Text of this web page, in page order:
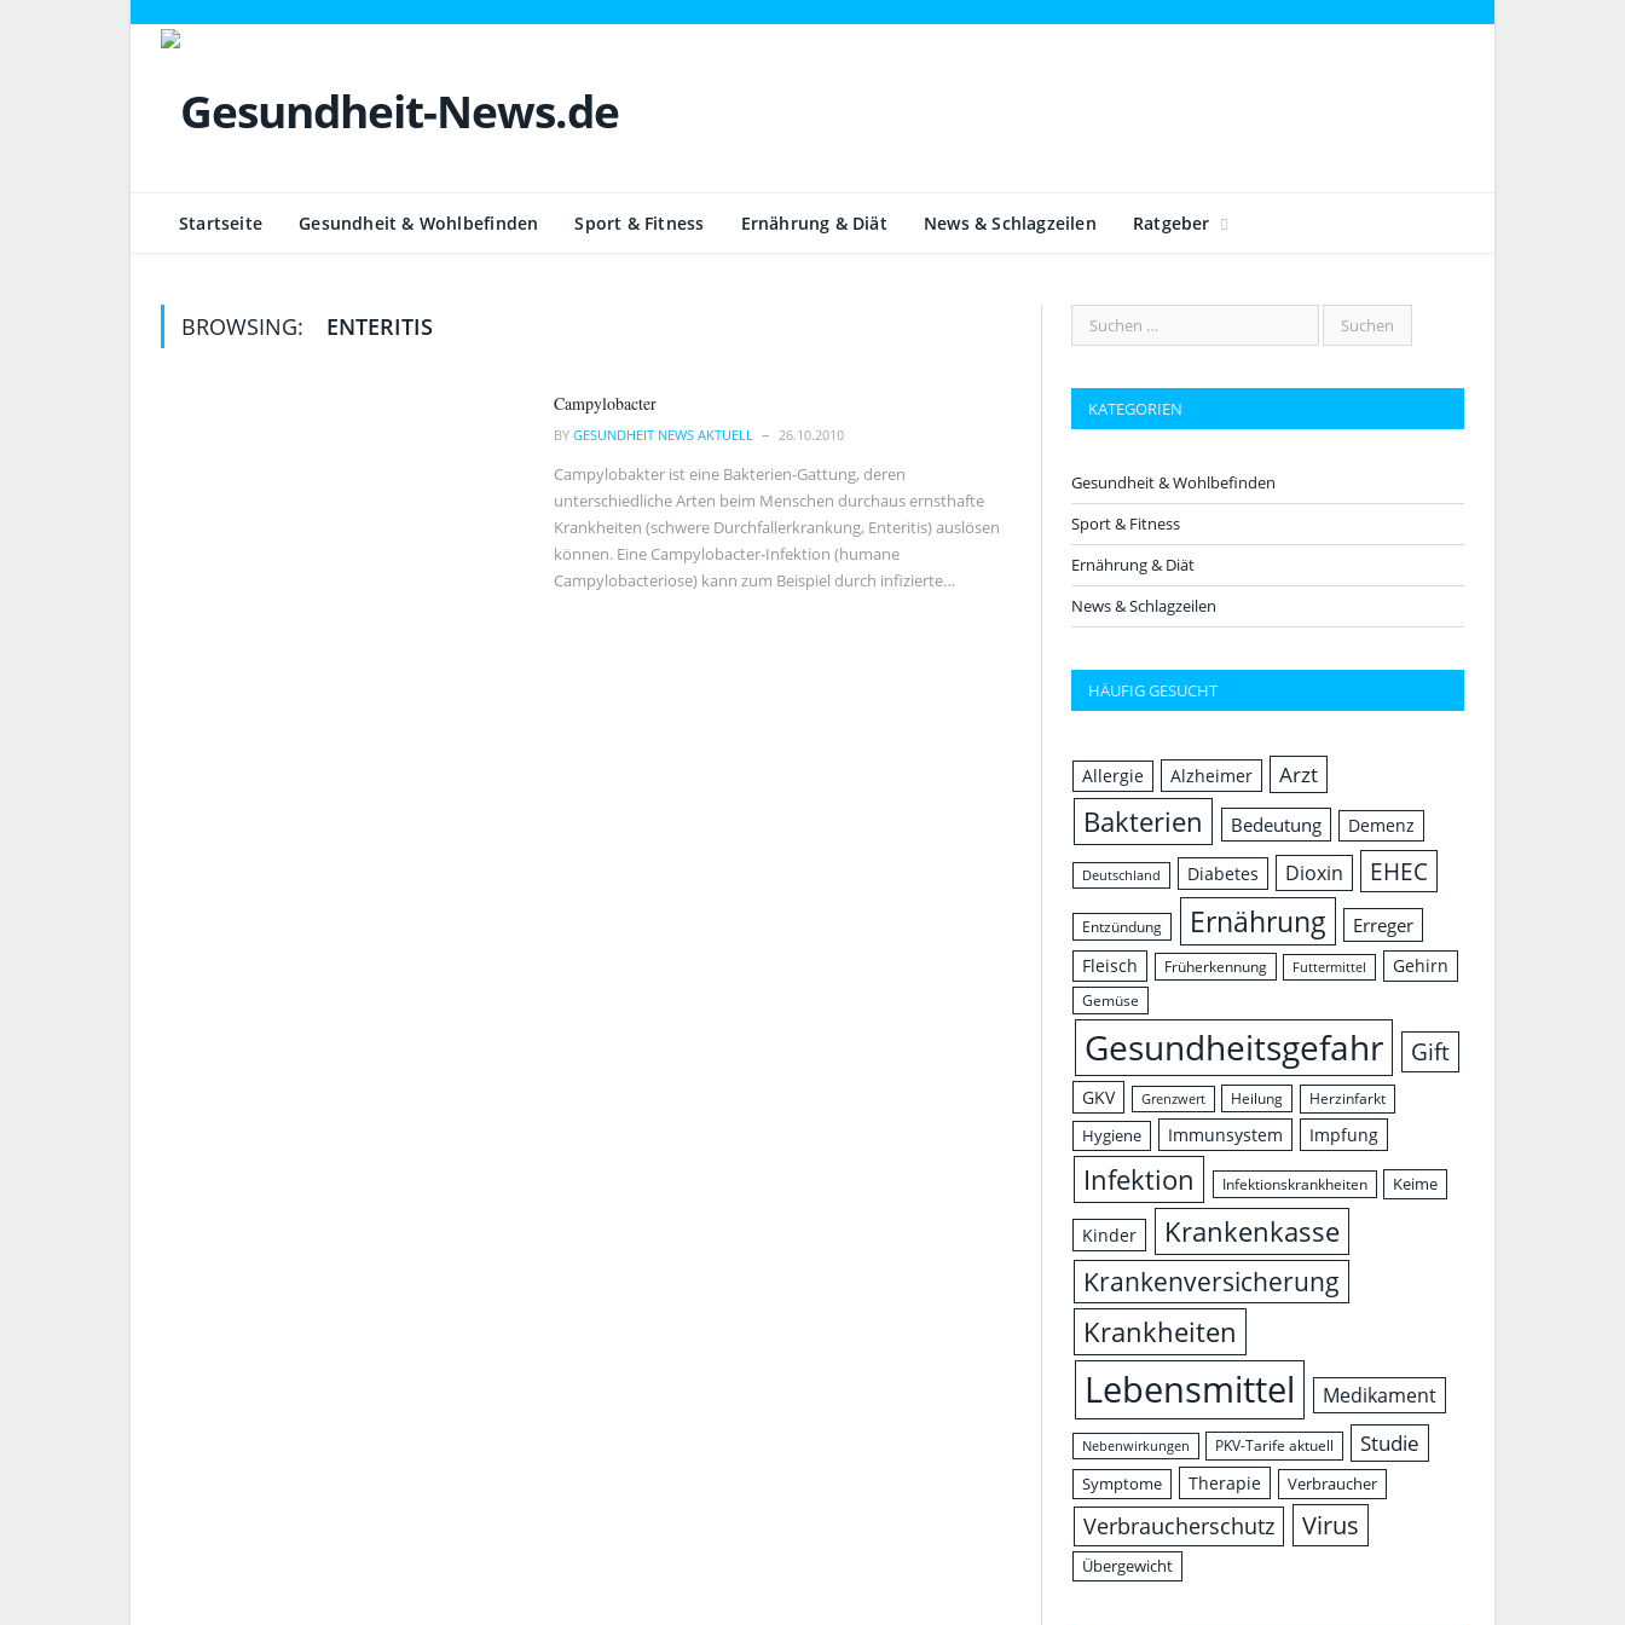
Startseite Gesundheit & Wohlbefinden Sport & Fitness Ernährung & Diät News & Schlagzeilen Ratgeber
BROWSING: ENTERITIS
Campylobacter
BY GESUNDHEIT NEWS AKTUELL 26.10.2010
Campylobakter ist eine Bakterien-Gattung, deren
unterschiedliche Arten beim Menschen durchaus ernsthafte
Krankheiten (schwere Durchfallerkrankung, Enteritis) auslösen
können. Eine Campylobacter-Infektion (humane
Campylobacteriose) kann zum Beispiel durch infizierte…
KATEGORIEN
Gesundheit & Wohlbefinden
Sport & Fitness
Ernährung & Diät
News & Schlagzeilen
HÄUFIG GESUCHT
Allergie Alzheimer Arzt
Bakterien Bedeutung Demenz
Deutschland Diabetes Dioxin EHEC
Entzündung Ernährung Erreger
Fleisch Früherkennung Futtermittel Gehirn
Gemüse
Gesundheitsgefahr Gift
GKV Grenzwert Heilung Herzinfarkt
Hygiene Immunsystem Impfung
Infektion Infektionskrankheiten Keime
Kinder Krankenkasse
Krankenversicherung
Krankheiten
Lebensmittel Medikament
Nebenwirkungen PKV-Tarife aktuell Studie
Symptome Therapie Verbraucher
Verbraucherschutz Virus
Übergewicht